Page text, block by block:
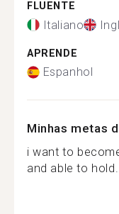
FLUENTE
Italiano
APRENDE
Espanhol
Minhas metas
i want to
and able to